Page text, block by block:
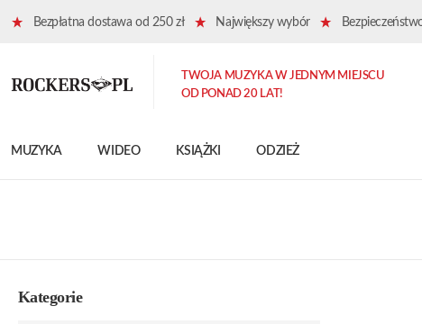
Bezpłatna dostawa od 250 zł Największy wybór
MUZYKA WIDEO KSIĄŻKI ODZIEŻ
TWOJA MUZYKA W JEDNYM MIEJSCU
OD PONAD 20 LAT!
Kategorie